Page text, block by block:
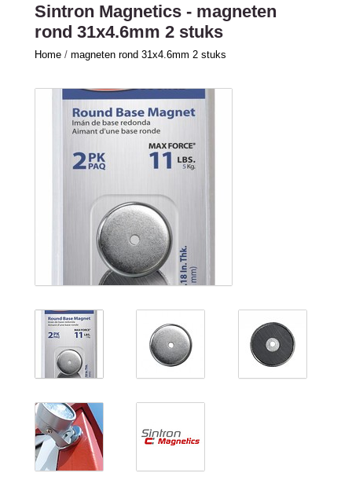
Sintron Magnetics - magneten
rond 31x4.6mm 2 stuks
Home / magneten rond 31x4.6mm 2 stuks